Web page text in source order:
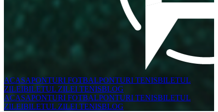
ACASAPONTURI FOTBALPONTURI TENISBILETUL
ZILEIBILETUL ZILEI TENISBLOG
ACASAPONTURI FOTBALPONTURI TENISBILETUL
ZILEIBILETUL ZILEI TENISBLOG